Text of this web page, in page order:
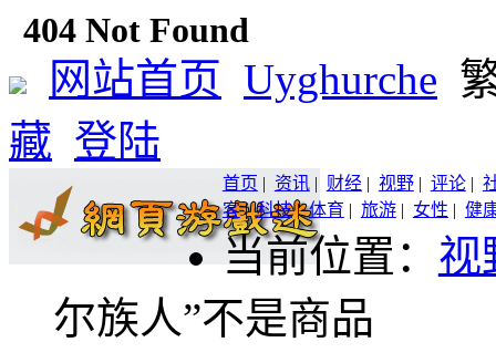
网站首页 Uyghurche
藏 登陆
首页 | 资讯| 财经| 视野| 评论|
客|科技|体育 | 旅游| 女性 | 健
当前位置： 视
尔族人”不是商品